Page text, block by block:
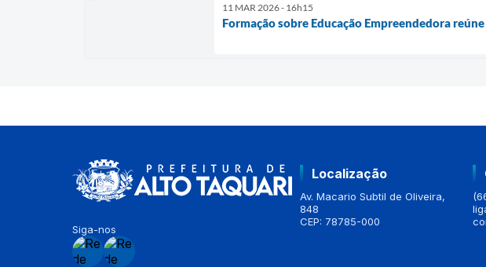
11 MAR 2026 - 16h15
Formação sobre Educação Empreendedora
Siga-nos
Localização
Av. Macario Subtil de Oliveira,
848
CEP: 78785-000